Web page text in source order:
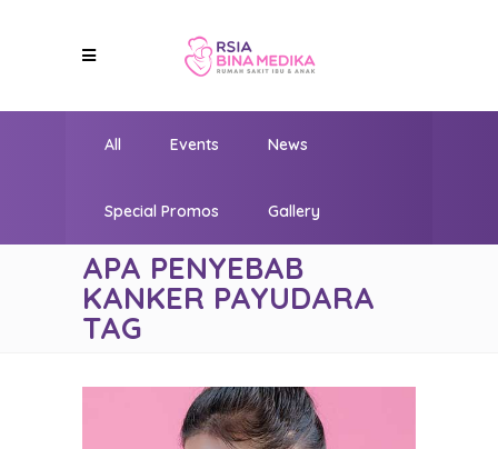
All Events News
Special Promos Gallery
APA PENYEBAB
KANKER PAYUDARA
TAG